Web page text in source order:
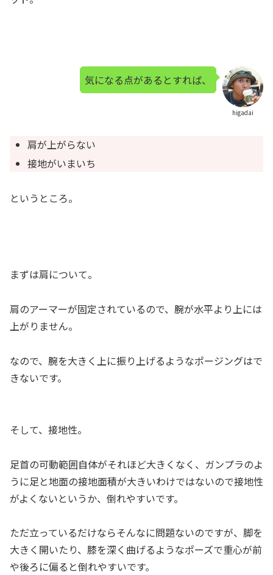
higadai
気になる点があるとすれば、
肩が上がらない
接地がいまいち
というところ。
まずは肩について。
肩のアーマーが固定されているので、腕が水平より上には
上がりません。
なので、腕を大きく上に振り上げるようなポージングはで
きないです。
そして、接地性。
足首の可動範囲自体がそれほど大きくなく、ガンプラのよ
うに足と地面の接地面積が大きいわけではないので接地性
がよくないというか、倒れやすいです。
ただ立っているだけならそんなに問題ないのですが、脚を
大きく開いたり、膝を深く曲げるようなポーズで重心が前
や後ろに偏ると倒れやすいです。